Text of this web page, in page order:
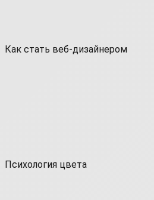
Как стать веб-дизайнером
Психология цвета